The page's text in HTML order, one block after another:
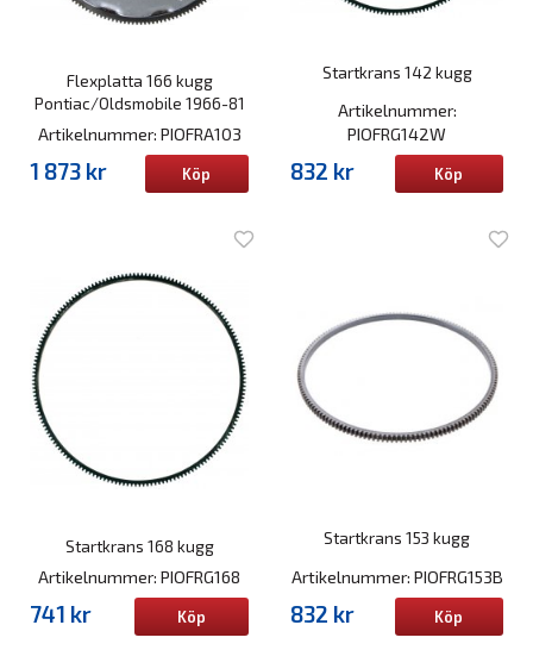
Flexplatta 166 kugg
Pontiac/Oldsmobile 1966-81
Artikelnummer: PIOFRA103
1 873 kr Köp
Startkrans 142 kugg
Artikelnummer:
PIOFRG142W
832 kr Köp
Startkrans 168 kugg
Artikelnummer: PIOFRG168
741 kr Köp
Startkrans 153 kugg
Artikelnummer: PIOFRG153B
832 kr Köp